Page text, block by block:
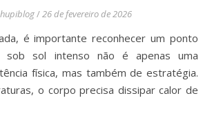
hupiblog/26 de fevereiro de 2026
sob sol intenso não é apenas uma
física, mas também de estratégia.
o corpo precisa dissipar calor de